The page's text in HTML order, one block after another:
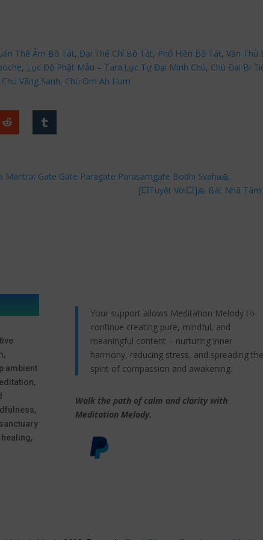
Thế Âm Bồ Tát, Đại Thế Chí Bồ Tát, Phổ Hiền Bồ Tát, Văn Thù
, Lục Độ Phật Mẫu – Tara.Lục Tự Đại Minh Chú, Chú Đại Bi
Chú Vãng Sanh, Chú Om Ah Hum
Gate Gate Paragate Parasamgate Bodhi Svaha🙏
[💥Tuyệt Vời💥]🙏 Bát Nhã
ambient
Your support allows Meditation Melody to
continue creating pure, mindful, and
meaningful content – nurturing inner
harmony, reducing stress, and spreading the
spirit of compassion and awakening.
Walk the path of calm and clarity with
Meditation Melody.